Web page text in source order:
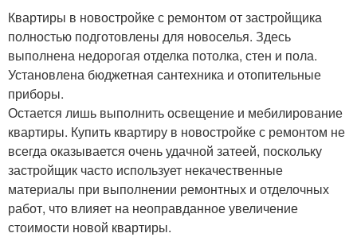
Квартиры в новостройке с ремонтом от застройщика
полностью подготовлены для новоселья. Здесь
выполнена недорогая отделка потолка, стен и пола.
Установлена бюджетная сантехника и отопительные
приборы.
Остается лишь выполнить освещение и мебилирование
квартиры. Купить квартиру в новостройке с ремонтом не
всегда оказывается очень удачной затеей, поскольку
застройщик часто использует некачественные
материалы при выполнении ремонтных и отделочных
работ, что влияет на неоправданное увеличение
стоимости новой квартиры.